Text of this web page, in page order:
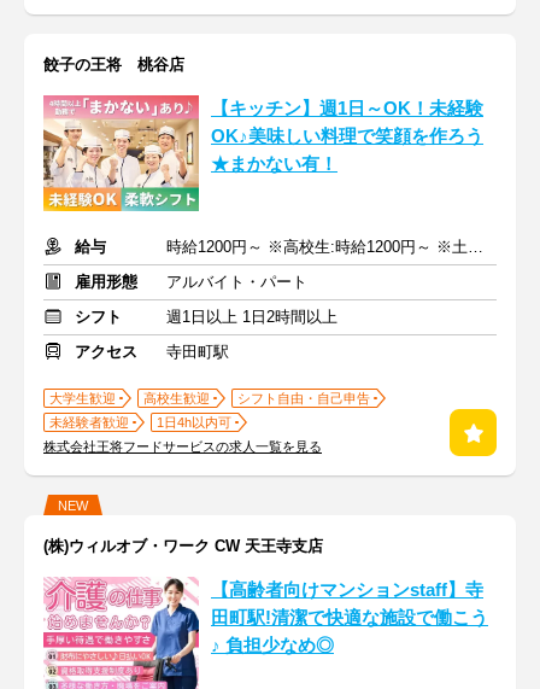
餃子の王将 桃谷店
【キッチン】週1日～OK！未経験
OK♪美味しい料理で笑顔を作ろう
★まかない有！
給与
時給1200円～ ※高校生:時給1200円～ ※土日祝+50円
雇用形態
アルバイト・パート
シフト
週1日以上 1日2時間以上
アクセス
寺田町駅
大学生歓迎 高校生歓迎
シフト自由・自己申告
未経験者歓迎
1日4h以内可
株式会社王将フードサービスの求人一覧を見る
NEW
(株)ウィルオブ・ワーク CW 天王寺支店
【高齢者向けマンションstaff】寺
田町駅!清潔で快適な施設で働こう
♪ 負担少なめ◎